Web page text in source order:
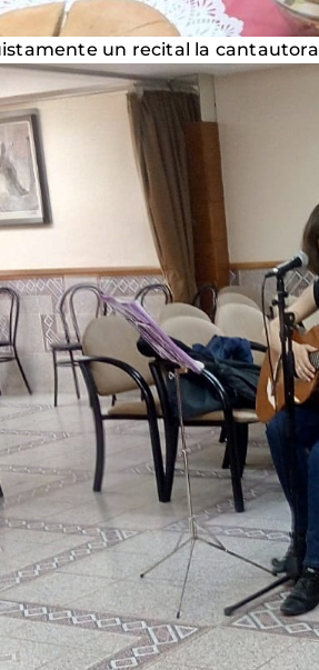
un recital la cantautora